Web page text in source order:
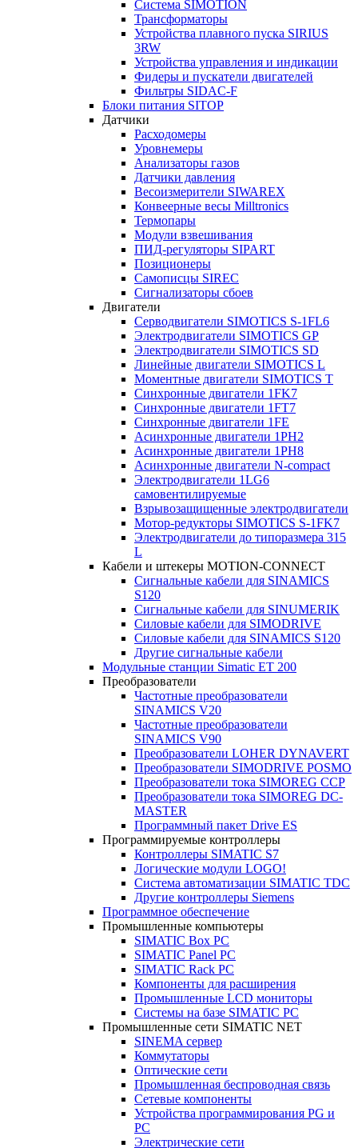
Система SIMOTION
Трансформаторы
Устройства плавного пуска SIRIUS
3RW
Устройства управления и индикации
Фидеры и пускатели двигателей
Фильтры SIDAC-F
Блоки питания SITOP
Датчики
Расходомеры
Уровнемеры
Анализаторы газов
Датчики давления
Весоизмерители SIWAREX
Конвеерные весы Milltronics
Термопары
Модули взвешивания
ПИД-регуляторы SIPART
Позиционеры
Самописцы SIREC
Сигнализаторы сбоев
Двигатели
Серводвигатели SIMOTICS S-1FL6
Электродвигатели SIMOTICS GP
Электродвигатели SIMOTICS SD
Линейные двигатели SIMOTICS L
Моментные двигатели SIMOTICS T
Синхронные двигатели 1FK7
Синхронные двигатели 1FT7
Синхронные двигатели 1FE
Асинхронные двигатели 1PH2
Асинхронные двигатели 1PH8
Асинхронные двигатели N-compact
Электродвигатели 1LG6
cамовентилируемые
Взрывозащищенные электродвигатели
Мотор-редукторы SIMOTICS S-1FK7
Электродвигатели до типоразмера 315
L
Кабели и штекеры MOTION-CONNECT
Сигнальные кабели для SINAMICS
S120
Сигнальные кабели для SINUMERIK
Силовые кабели для SIMODRIVE
Силовые кабели для SINAMICS S120
Другие сигнальные кабели
Модульные станции Simatic ET 200
Преобразователи
Частотные преобразователи
SINAMICS V20
Частотные преобразователи
SINAMICS V90
Преобразователи LOHER DYNAVERT
Преобразователи SIMODRIVE POSMO
Преобразователи тока SIMOREG CCP
Преобразователи тока SIMOREG DC-
MASTER
Программный пакет Drive ES
Программируемые контроллеры
Контроллеры SIMATIC S7
Логические модули LOGO!
Система автоматизации SIMATIC TDC
Другие контроллеры Siemens
Программное обеспечение
Промышленные компьютеры
SIMATIC Box PC
SIMATIC Panel PС
SIMATIC Rack PC
Компоненты для расширения
Промышленные LCD мониторы
Системы на базе SIMATIC PC
Промышленные сети SIMATIC NET
SINEMA сервер
Коммутаторы
Оптические сети
Промышленная беспроводная связь
Сетевые компоненты
Устройства программирования PG и
PC
Электрические сети